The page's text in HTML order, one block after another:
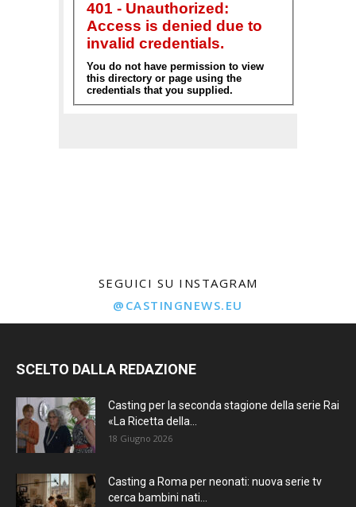
SEGUICI SU INSTAGRAM
@CASTINGNEWS.EU
SCELTO DALLA REDAZIONE
Casting per la seconda stagione della serie Rai
«La Ricetta della...
18 Giugno 2026
Casting a Roma per neonati: nuova serie tv
cerca bambini nati...